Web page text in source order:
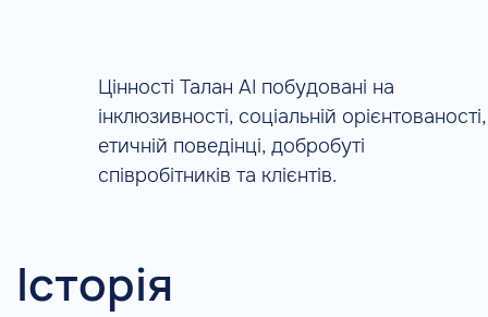
Цінності Талан АІ побудовані на
інклюзивності, соціальній орієнтованості,
етичній поведінці, добробуті
співробітників та клієнтів.
Історія